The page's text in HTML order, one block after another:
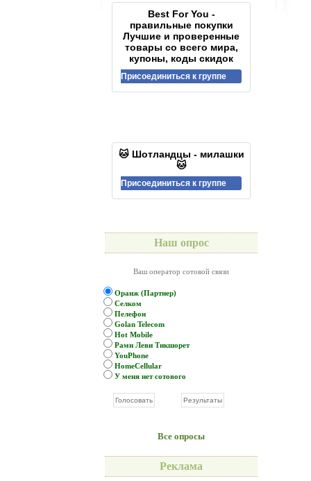
Best For You -
правильные покупки
Лучшие и проверенные
товары со всего мира,
купоны, коды скидок
Присоединиться к группе
🐱 Шотландцы - милашки
🐱
Присоединиться к группе
Наш опрос
Ваш оператор сотовой связи
Оранж (Партнер)
Селком
Пелефон
Golan Telecom
Hot Mobile
Рами Леви Тикшорет
YouPhone
HomeCellular
У меня нет сотового
Все опросы
Реклама